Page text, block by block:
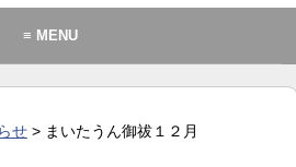
≡ MENU
せ> まいたうん御祓１２月